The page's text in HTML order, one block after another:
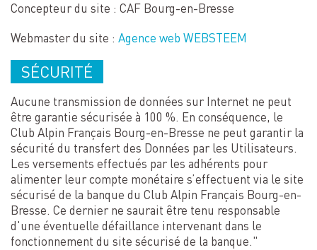
Concepteur du site : CAF Bourg-en-Bresse
Webmaster du site : Agence web WEBSTEEM
SÉCURITÉ
Aucune transmission de données sur Internet ne peut
être garantie sécurisée à 100 %. En conséquence, le
Club Alpin Français Bourg-en-Bresse ne peut garantir la
sécurité du transfert des Données par les Utilisateurs.
Les versements effectués par les adhérents pour
alimenter leur compte monétaire s’effectuent via le site
sécurisé de la banque du Club Alpin Français Bourg-en-
Bresse. Ce dernier ne saurait être tenu responsable
d'une éventuelle défaillance intervenant dans le
fonctionnement du site sécurisé de la banque."